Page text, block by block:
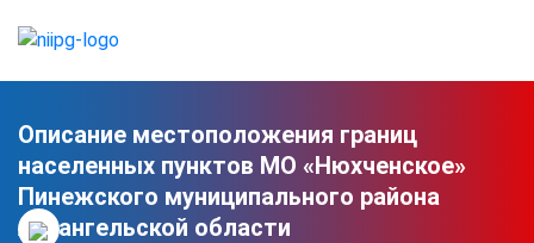
Описание местоположения границ
населенных пунктов МО «Нюхченское»
Пинежского муниципального района
Архангельской области